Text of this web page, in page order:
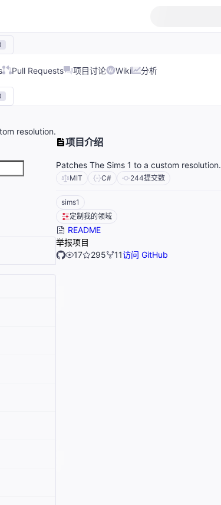
Pull Requests 项目讨论 Wiki 分析
resolution.
项目介绍
Patches The Sims 1 to a custom resolution.
MIT C# 244提交数
sims1
定制我的领域
README
举报项目
17
295 11访问 GitHub